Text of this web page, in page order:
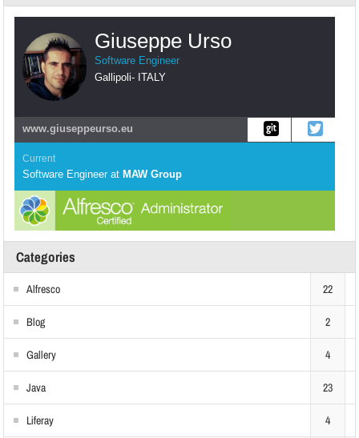
Giuseppe Urso
Software Engineer
Gallipoli- ITALY
www.giuseppeurso.eu
Current
Software Engineer at MAW Group
Categories
Alfresco 22
Blog 2
Gallery 4
Java 23
Liferay 4